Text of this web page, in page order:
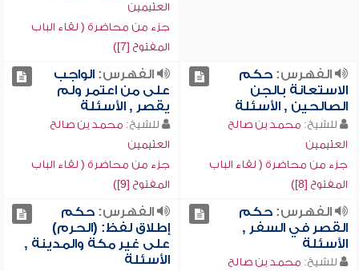
العثيمين
جزء من محاضرة ( لقاء الباب
المفتوح [7])
الفهرس:حكم
الاستعانة بالجن
الصالحين , الأسئلة
للشيخ: محمد بن صالح
العثيمين
جزء من محاضرة ( لقاء الباب
المفتوح [8])
الفهرس:الواجب
على من اعتمر ولم
يقصر , الأسئلة
للشيخ: محمد بن صالح
العثيمين
جزء من محاضرة ( لقاء الباب
المفتوح [9])
الفهرس:حكم
القصر في السفر ,
الأسئلة
للشيخ: محمد بن صالح
الفهرس:حكم
إطلاق لفظ: (الحرم)
على غير مكة والمدينة ,
الأسئلة